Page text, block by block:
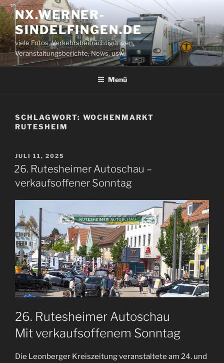
Zum
Inhalt
springen
NX.WERNER-
SINDELFINGEN.DE
viele Fotos, Verkehrsbeiträchtigungen,
Veranstaltungsberichte, News, usw.
Menü
SCHLAGWORT: WOCHENMARKT
RUTESHEIM
VERÖFFENTLICHT
AM
JULI 11, 2025
26. Rutesheimer Autoschau –
verkaufsoffener Sonntag
26. Rutesheimer Autoschau
Mit verkaufsoffenem Sonntag
Die Leonberger Kreiszeitung veranstaltete am 24. und